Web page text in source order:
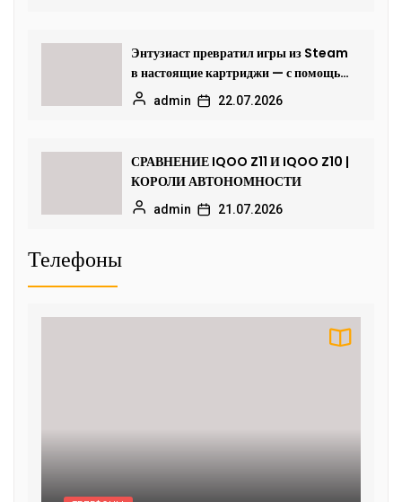
Энтузиаст превратил игры из Steam
в настоящие картриджи — с помощью
старых SSD и скрипта
admin 22.07.2026
СРАВНЕНИЕ IQOO Z11 И IQOO Z10 |
КОРОЛИ АВТОНОМНОСТИ
admin 21.07.2026
Телефоны